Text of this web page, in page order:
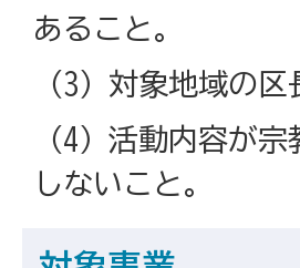
あること。
（3）対象地域の
（4）活動内容が
しないこと。